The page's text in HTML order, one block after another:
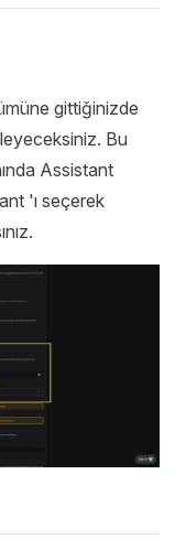
gittiğinizde
Bu
Assistant
'ı seçerek